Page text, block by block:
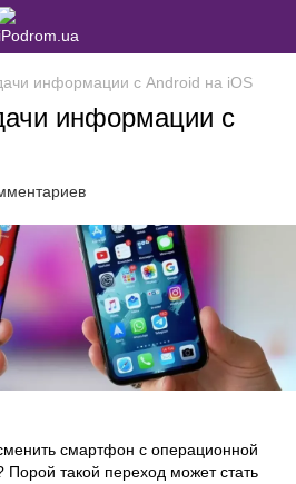
информации с Android на iOS
информации с
смартфон с операционной
Порой такой переход может стать